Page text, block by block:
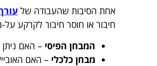
אחת הסיבות שהעבודה של
חיבור או חוסר חיבור לקרקע
המבחן הפיסי – האם
מבחן כלכלי – האם